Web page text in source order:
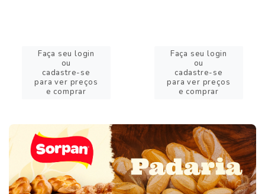
Faça seu login
ou
cadastre-se
para ver preços
e comprar
Faça seu login
ou
cadastre-se
para ver preços
e comprar